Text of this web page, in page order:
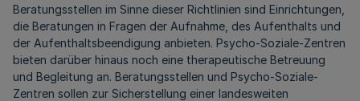
Beratungsstellen im Sinne dieser Richtlinien sind Einrichtungen,
die Beratungen in Fragen der Aufnahme, des Aufenthalts und
der Aufenthaltsbeendigung anbieten. Psycho-Soziale-Zentren
bieten darüber hinaus noch eine therapeutische Betreuung
und Begleitung an. Beratungsstellen und Psycho-Soziale-
Zentren sollen zur Sicherstellung einer landesweiten